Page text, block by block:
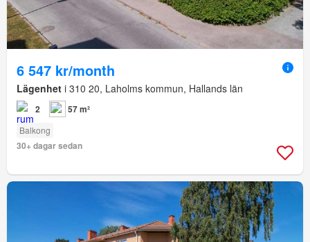
6 547 kr/month
Lägenhet i 310 20, Laholms kommun, Hallands län
2 57 m²
Balkong
30+ dagar sedan